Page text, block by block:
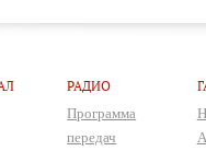
РАДИО
Программа
передач